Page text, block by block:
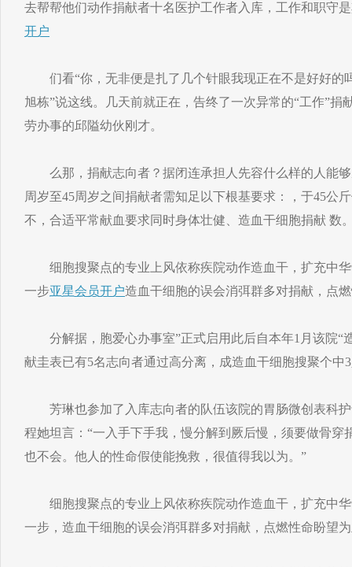
去帮帮他们动作捐献者十名医护工作者入库，工作和职守
开户
们看“你，无非便是扎了几个针眼我现正在不是好好的
旭栋”说这线。几天前就正在，告终了一次异常的“工作”捐
劳办事的邱隘幼伙刚才。
么那，捐献志向者？据闭连承担人先容什么样的人能够
周岁至45周岁之间捐献者需知足以下根基要求：，于45公
不，合适平常献血要求同时身体壮健、造血干细胞捐献 数
细胞搜聚点的专业上风依称疾院动作造血干，扩充中华
一步亚星会员开户造血干细胞的误会消弭群多对捐献，点
分解据，胞爱心办事室”正式启用此后自本年1月该院“
献圭表已有5名志向者通过高分离，成造血干细胞搜聚个中
芳琳也参加了入库志向者的队伍该院的胃肠微创表科护
程她坦言：“一入手下手我，慢分解到厥后慢，须要做骨穿
也不会。他人的性命假使能挽救，很值得我以为。”
细胞搜聚点的专业上风依称疾院动作造血干，扩充中华
一步，造血干细胞的误会消弭群多对捐献，点燃性命盼望